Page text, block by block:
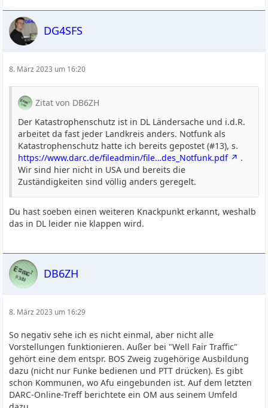
DG4SFS
8. März 2023 um 16:20
Zitat von DB6ZH
Der Katastrophenschutz ist in DL Ländersache und i.d.R.
arbeitet da fast jeder Landkreis anders. Notfunk als
Katastrophenschutz hatte ich bereits gepostet (#13), s.
https://www.darc.de/fileadmin/file…des_Notfunk.pdf
.
Wir sind hier nicht in USA und bereits die
Zuständigkeiten sind völlig anders geregelt.
Du hast soeben einen weiteren Knackpunkt erkannt, weshalb
das in DL leider nie klappen wird.
DB6ZH
8. März 2023 um 16:29
So negativ sehe ich es nicht einmal, aber nicht alle
Vorstellungen funktionieren. Außer bei "Well Fair Traffic"
gehört eine dem entspr. BOS Zweig zugehörige Ausbildung
dazu (nicht nur Funke bedienen und PTT drücken). Es gibt
schon Kommunen, wo Afu eingebunden ist. Auf dem letzten
DARC-Online-Treff berichtete ein OM aus seinem Umfeld